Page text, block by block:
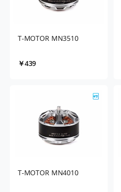
T-MOTOR MN3510
￥439
T-MOTOR MN4010